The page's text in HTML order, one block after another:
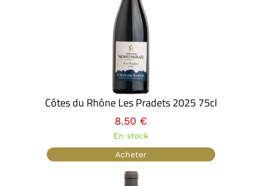
Côtes du Rhône Les Pradets 2025 75cl
8.50 €
En stock
Acheter